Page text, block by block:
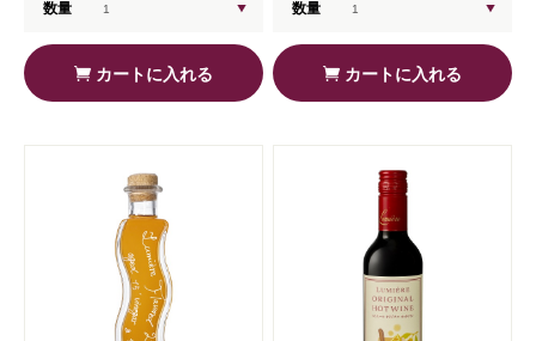
数量
カートに入れる
数量
カートに入れる